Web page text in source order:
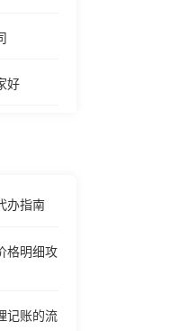
好
办指南
格明细攻
记账的流